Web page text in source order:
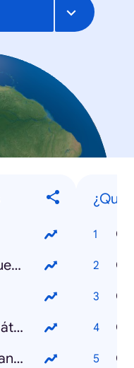
Protagonistas de Nuestra Tele
Francisco el matemático
Desafío Súper Humanos
¿Qué